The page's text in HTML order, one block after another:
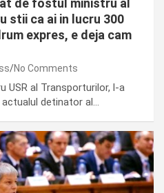
de fostul ministru al
stii ca ai in lucru 300
expres, e deja cam
No Comments
USR al Transporturilor, l-a
detinator al…